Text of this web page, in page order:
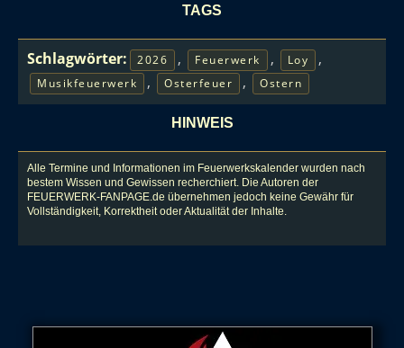
TAGS
Schlagwörter: 2026 , Feuerwerk , Loy ,
Musikfeuerwerk , Osterfeuer , Ostern
HINWEIS
Alle Termine und Informationen im Feuerwerkskalender wurden nach
bestem Wissen und Gewissen recherchiert. Die Autoren der
FEUERWERK-FANPAGE.de übernehmen jedoch keine Gewähr für
Vollständigkeit, Korrektheit oder Aktualität der Inhalte.